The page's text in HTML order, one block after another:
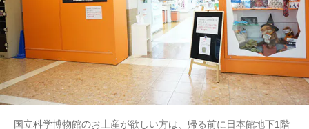
国立科学博物館のお土産が欲しい方は、帰る前に日本館地下1階